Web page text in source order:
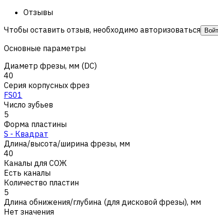
Отзывы
Чтобы оставить отзыв, необходимо авторизоваться
Основные параметры
Диаметр фрезы, мм (DC)
40
Серия корпусных фрез
FS01
Число зубьев
5
Форма пластины
S - Квадрат
Длина/высота/ширина фрезы, мм
40
Каналы для СОЖ
Есть каналы
Количество пластин
5
Длина обнижения/глубина (для дисковой фрезы), мм
Нет значения